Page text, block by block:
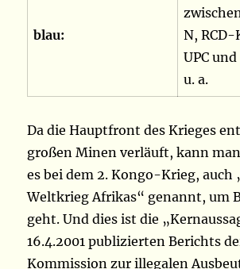
blau:
N,
UPC
u. a.
Da die Hauptfront des Krieges
großen Minen verläuft, kann
es bei dem 2. Kongo-Krieg, auch
Weltkrieg Afrikas“ genannt, um
geht. Und dies ist die
16.4.2001 publizierten Berichts
Kommission zur illegalen